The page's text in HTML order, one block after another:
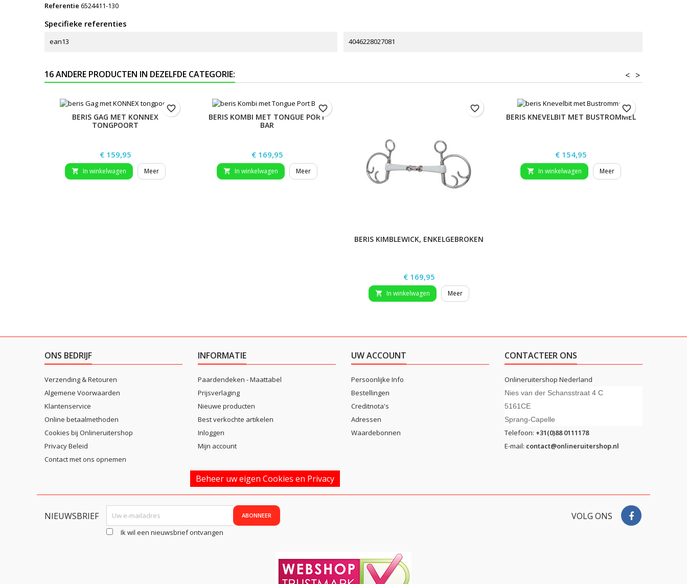
Referentie 6524411-130
Specifieke referenties
ean13 4046228027081
16 ANDERE PRODUCTEN IN DEZELFDE CATEGORIE: >
<
BERIS GAG MET KONNEX
TONGPOORT
Prijs
€ 159,95
 In winkelwagen Meer
favorite_border
BERIS KOMBI MET TONGUE PORT
BAR
Prijs
€ 169,95
 In winkelwagen Meer
favorite_border
BERIS KIMBLEWICK, ENKELGEBROKEN
Prijs
€ 169,95
 In winkelwagen Meer
favorite_border
BERIS KNEVELBIT MET BUSTROMMEL
Prijs
€ 154,95
 In winkelwagen Meer
favorite_border
ONS BEDRIJF
Verzending & Retouren
Algemene Voorwaarden
Klantenservice
Online betaalmethoden
Cookies bij Onlineruitershop
Privacy Beleid
Contact met ons opnemen
INFORMATIE
Paardendeken - Maattabel
Prijsverlaging
Nieuwe producten
Best verkochte artikelen
Inloggen
Mijn account
UW ACCOUNT
Persoonlijke Info
Bestellingen
Creditnota's
Adressen
Waardebonnen
CONTACTEER ONS
Onlineruitershop Nederland
Nies van der Schansstraat 4 C
5161CE
Sprang-Capelle
Telefoon: +31(0)88 0111178
E-mail: contact@onlineruitershop.nl
Beheer uw eigen Cookies en Privacy
NIEUWSBRIEF
Ik wil een nieuwsbrief ontvangen
VOLG ONS